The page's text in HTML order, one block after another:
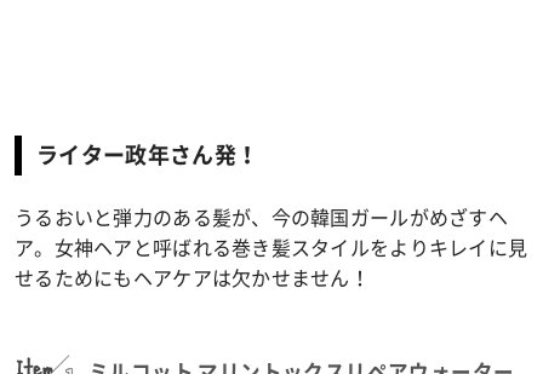
ライター政年さん発！
うるおいと弾力のある髪が、今の韓国ガールがめざすヘ
ア。女神ヘアと呼ばれる巻き髪スタイルをよりキレイに見
せるためにもヘアケアは欠かせません！
Item